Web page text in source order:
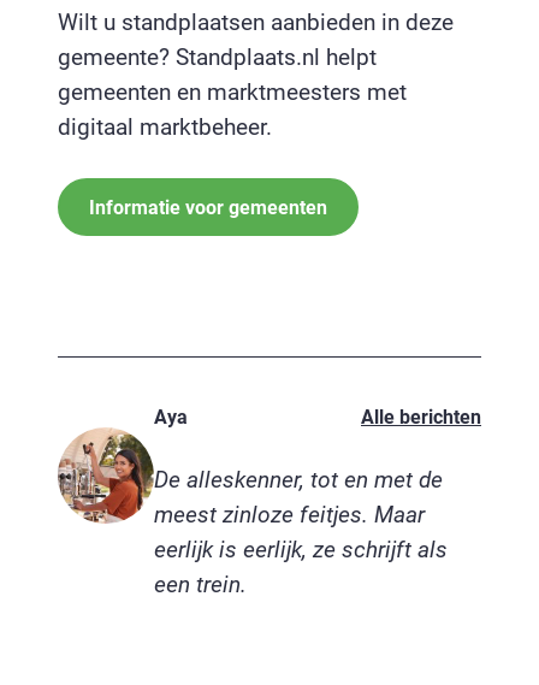
Wilt u standplaatsen aanbieden in deze
gemeente? Standplaats.nl helpt
gemeenten en marktmeesters met
digitaal marktbeheer.
Informatie voor gemeenten
Aya Alle berichten
De alleskenner, tot en met de
meest zinloze feitjes. Maar
eerlijk is eerlijk, ze schrijft als
een trein.